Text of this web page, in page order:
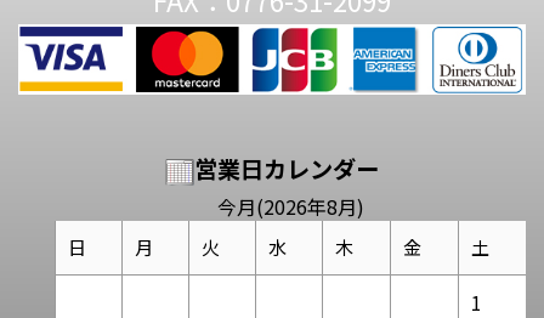
営業日カレンダー
今月(2026年8月)
日 月 火 水 木 金 土
1